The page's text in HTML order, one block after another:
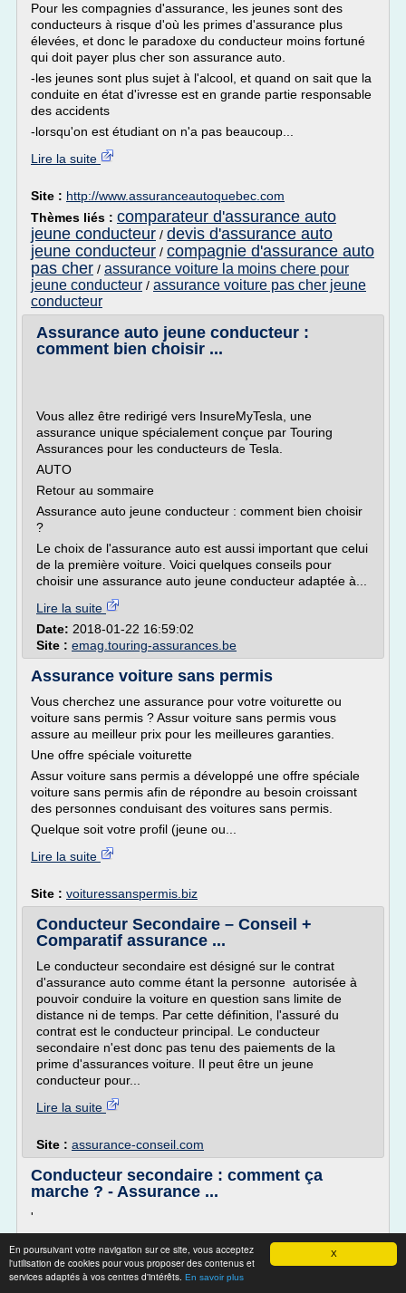
X
En poursuivant votre navigation sur ce site, vous acceptez
l'utilisation de cookies pour vous proposer des contenus et
services adaptés à vos centres d'intérêts. En savoir plus
Pour les compagnies d'assurance, les jeunes sont des
conducteurs à risque d'où les primes d'assurance plus
élevées, et donc le paradoxe du conducteur moins fortuné
qui doit payer plus cher son assurance auto.
-les jeunes sont plus sujet à l'alcool, et quand on sait que la
conduite en état d'ivresse est en grande partie responsable
des accidents
-lorsqu'on est étudiant on n'a pas beaucoup...
Lire la suite
Site : http://www.assuranceautoquebec.com
Thèmes liés : comparateur d'assurance auto
jeune conducteur / devis d'assurance auto
jeune conducteur / compagnie d'assurance auto
pas cher / assurance voiture la moins chere pour
jeune conducteur / assurance voiture pas cher jeune
conducteur
Assurance auto jeune conducteur :
comment bien choisir ...
Vous allez être redirigé vers InsureMyTesla, une
assurance unique spécialement conçue par Touring
Assurances pour les conducteurs de Tesla.
AUTO
Retour au sommaire
Assurance auto jeune conducteur : comment bien choisir
?
Le choix de l'assurance auto est aussi important que celui
de la première voiture. Voici quelques conseils pour
choisir une assurance auto jeune conducteur adaptée à...
Lire la suite
Date: 2018-01-22 16:59:02
Site : emag.touring-assurances.be
Assurance voiture sans permis
Vous cherchez une assurance pour votre voiturette ou
voiture sans permis ? Assur voiture sans permis vous
assure au meilleur prix pour les meilleures garanties.
Une offre spéciale voiturette
Assur voiture sans permis a développé une offre spéciale
voiture sans permis afin de répondre au besoin croissant
des personnes conduisant des voitures sans permis.
Quelque soit votre profil (jeune ou...
Lire la suite
Site : voituressanspermis.biz
Conducteur Secondaire – Conseil +
Comparatif assurance ...
Le conducteur secondaire est désigné sur le contrat
d'assurance auto comme étant la personne autorisée à
pouvoir conduire la voiture en question sans limite de
distance ni de temps. Par cette définition, l'assuré du
contrat est le conducteur principal. Le conducteur
secondaire n'est donc pas tenu des paiements de la
prime d'assurances voiture. Il peut être un jeune
conducteur pour...
Lire la suite
Site : assurance-conseil.com
Conducteur secondaire : comment ça
marche ? - Assurance ...
'
Qu'est-ce qu'un conducteur secondaire ?
Conducteur secondaire est souvent profitable pour les
jeunes conducteurs (conducteur novice) à qui les parents